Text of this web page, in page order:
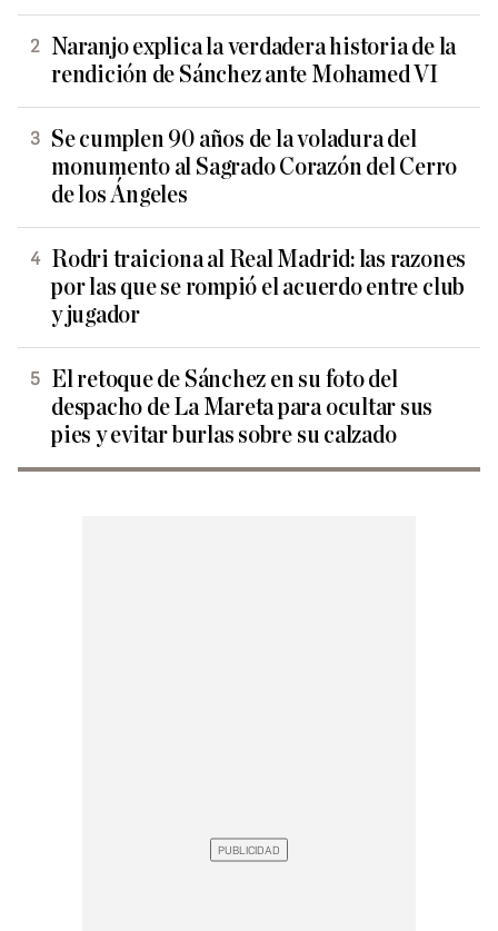
Naranjo explica la verdadera historia de la
rendición de Sánchez ante Mohamed VI
Se cumplen 90 años de la voladura del
monumento al Sagrado Corazón del Cerro
de los Ángeles
Rodri traiciona al Real Madrid: las razones
por las que se rompió el acuerdo entre club
y jugador
El retoque de Sánchez en su foto del
despacho de La Mareta para ocultar sus
pies y evitar burlas sobre su calzado